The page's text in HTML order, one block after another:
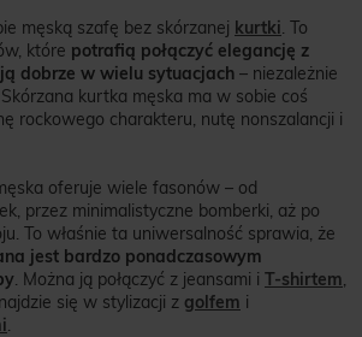
męską szafę bez skórzanej kurtki. To
które potrafią połączyć elegancję z
dobrze w wielu sytuacjach – niezależnie
kurtka męska ma w sobie coś
rockowego charakteru, nutę nonszalancji i
oferuje wiele fasonów – od
przez minimalistyczne bomberki, aż po
To właśnie ta uniwersalność sprawia, że
jest bardzo ponadczasowym
. Można ją połączyć z jeansami i T-shirtem,
się w stylizacji z golfem i
.